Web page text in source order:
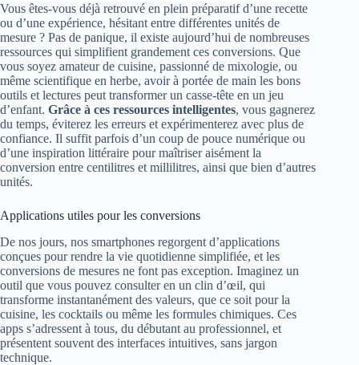
Vous êtes-vous déjà retrouvé en plein préparatif d’une recette
ou d’une expérience, hésitant entre différentes unités de
mesure ? Pas de panique, il existe aujourd’hui de nombreuses
ressources qui simplifient grandement ces conversions. Que
vous soyez amateur de cuisine, passionné de mixologie, ou
même scientifique en herbe, avoir à portée de main les bons
outils et lectures peut transformer un casse-tête en un jeu
d’enfant. Grâce à ces ressources intelligentes, vous gagnerez
du temps, éviterez les erreurs et expérimenterez avec plus de
confiance. Il suffit parfois d’un coup de pouce numérique ou
d’une inspiration littéraire pour maîtriser aisément la
conversion entre centilitres et millilitres, ainsi que bien d’autres
unités.
Applications utiles pour les conversions
De nos jours, nos smartphones regorgent d’applications
conçues pour rendre la vie quotidienne simplifiée, et les
conversions de mesures ne font pas exception. Imaginez un
outil que vous pouvez consulter en un clin d’œil, qui
transforme instantanément des valeurs, que ce soit pour la
cuisine, les cocktails ou même les formules chimiques. Ces
apps s’adressent à tous, du débutant au professionnel, et
présentent souvent des interfaces intuitives, sans jargon
technique.